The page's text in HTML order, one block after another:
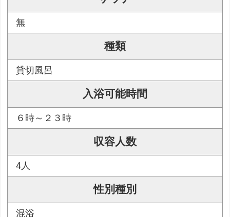
無
種類
貸切風呂
入浴可能時間
６時～２３時
収容人数
4人
性別種別
混浴